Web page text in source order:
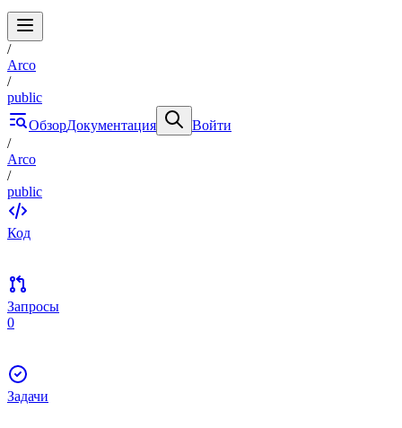
/
Arco
/
public
ОбзорДокументация
Войти
/
Arco
/
public
Код
Запросы
0
Задачи